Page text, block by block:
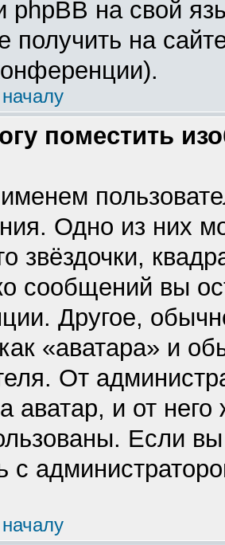
phpBB на свой
получить на
поместить
Одно из них
звёздочки,
сообщений вы
Другое,
«аватара» и
От
аватар, и от него
Если
с